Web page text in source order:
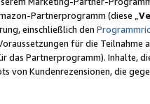
Partnerprogramm (diese „
einschließlich den
für die
das Partnerprogramm). Inhalte,
von Kundenrezensionen, die